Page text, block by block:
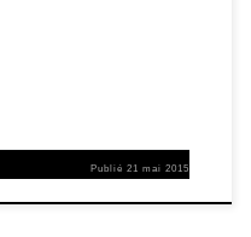
Publié21 mai 2015